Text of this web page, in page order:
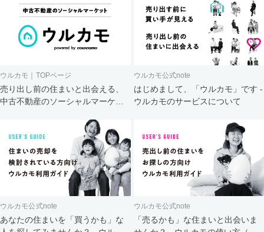
ウルカモ｜TOPページ
売り出し前の住まいと出会える、
中古不動産のソーシャルマーケッ
ウルカモ公式note
はじめまして、「ウルカモ」です -
ウルカモのサービスについて
ウルカモ公式note
あなたの住まいを「買うかも」な
ウルカモ公式note
「売るかも」な住まいと出会いま